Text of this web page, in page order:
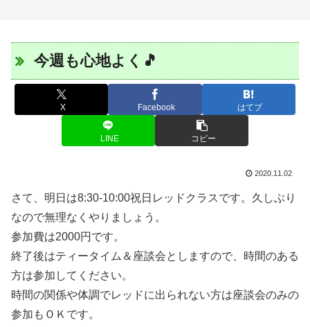
今週も心地よく🎵
X Facebook はてブ
LINE コピー
2020.11.02
さて、明日は8:30-10:00祝日レッドクラスです。久しぶり
なので無理なくやりましょう。
参加費は2000円です。
終了後はティータイム＆座談会としますので、時間のある
方は参加してください。
時間の関係や体調でレッドに出られない方は座談会のみの
参加もＯＫです。